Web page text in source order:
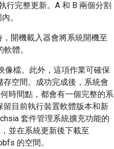
行完整更新。A 和 B 兩個分割
。
開機載入器會將系統開機至
體。
像檔。此外，這項作業可確保
空間。成功完成後，系統會
時間點，都會有一個完整的系
目前執行裝置軟體版本和新
套件管理系統擴充功能的
並在系統更新後下載至
的空間。